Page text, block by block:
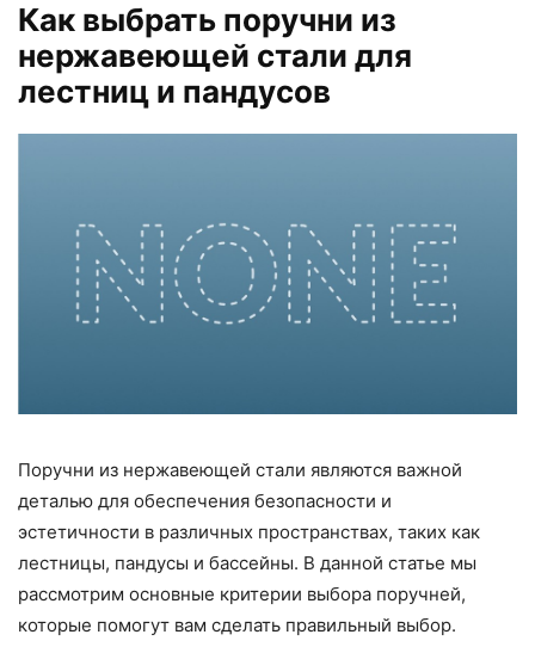
Как выбрать поручни из
нержавеющей стали для
лестниц и пандусов
Поручни из нержавеющей стали являются важной
деталью для обеспечения безопасности и
эстетичности в различных пространствах, таких как
лестницы, пандусы и бассейны. В данной статье мы
рассмотрим основные критерии выбора поручней,
которые помогут вам сделать правильный выбор.